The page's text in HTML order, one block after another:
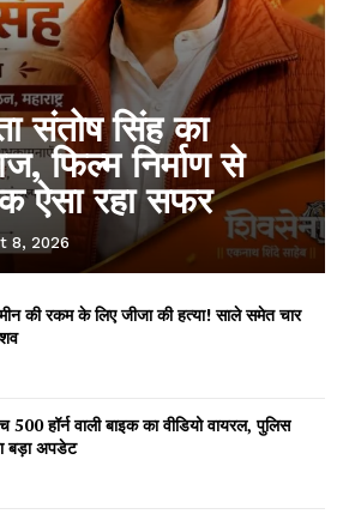
संतोष सिंह का
फिल्म निर्माण से
ऐसा रहा सफर
8, 2026
की रकम के लिए जीजा की हत्या! साले समेत चार
500 हॉर्न वाली बाइक का वीडियो वायरल, पुलिस
बड़ा अपडेट